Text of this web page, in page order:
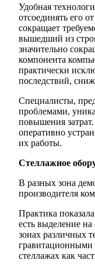
Удобная
отсоединять его
сокращает
вышедший из
значительно
компонента
практически
последствий,
Специалисты,
проблемами,
повышения
оперативно
их работы.
Стеллажное
В разных зона
производителя
Практика
есть выделение
зонах различных
гравитационными
стеллажах как